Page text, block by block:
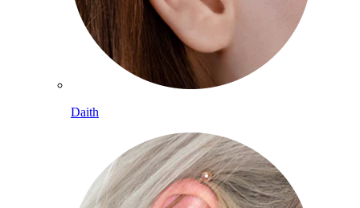
Daith